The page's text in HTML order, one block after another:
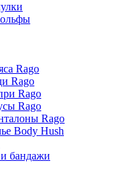
Rago
Rago
Rago
Rago
Rago
Body Hush
бандажи